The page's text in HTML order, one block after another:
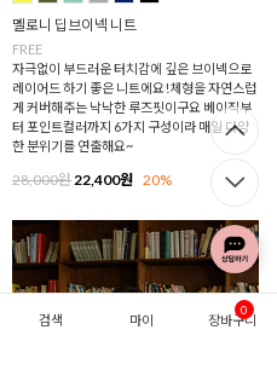
검색 마이 장바구니
0
멜로니 딥브이넥 니트
FREE
자극없이 부드러운 터치감에 깊은 브이넥으로
레이어드 하기 좋은 니트에요!체형을 자연스럽
게 커버해주는 낙낙한 루즈핏이구요 베이직부
터 포인트컬러까지 6가지 구성이라 매일 다양
한 분위기를 연출해요~
28,000원 22,400원 20%